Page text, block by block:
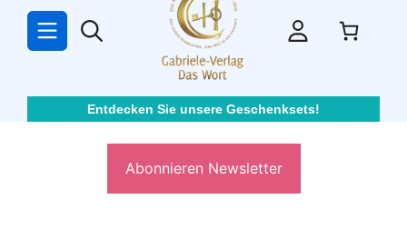
Entdecken Sie unsere Geschenksets!
Abonnieren Newsletter